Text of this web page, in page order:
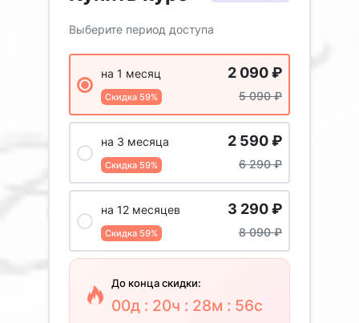
Выберите период доступа
на 1 месяц
Скидка 59%
2 090₽
5 090₽
на 3 месяца
Скидка 59%
2 590₽
6 290₽
на 12 месяцев
Скидка 59%
3 290₽
8 090₽
До конца скидки:
00д : 20ч : 28м : 55с